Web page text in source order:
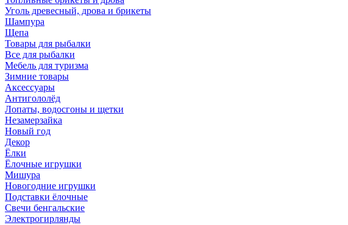
Уголь древесный, дрова и брикеты
Шампура
Щепа
Товары для рыбалки
Все для рыбалки
Мебель для туризма
Зимние товары
Аксессуары
Антигололёд
Лопаты, водосгоны и щетки
Незамерзайка
Новый год
Декор
Ёлки
Ёлочные игрушки
Мишура
Новогодние игрушки
Подставки ёлочные
Свечи бенгальские
Электрогирлянды